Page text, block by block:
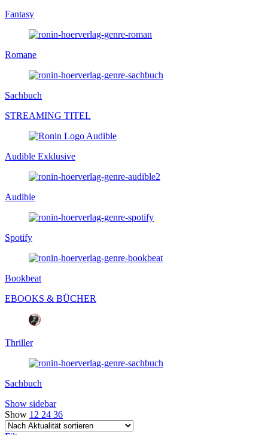
Fantasy
Romane
Sachbuch
STREAMING TITEL
Audible Exklusive
Audible
Spotify
Bookbeat
EBOOKS & BÜCHER
Thriller
Sachbuch
Show sidebar
Show 12 24 36